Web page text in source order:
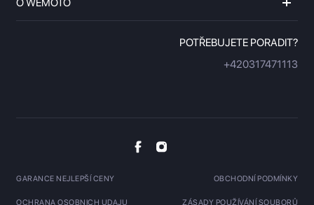
O WEMOTO
POTŘEBUJETE PORADIT?
+420317471113
GARANCE NEJLEPŠÍ CENY OBCHODNÍ PODMÍNKY
OCHRANA OSOBNICH UDAJU ZÁSADY POUŽÍVÁNÍ SOUBORŮ